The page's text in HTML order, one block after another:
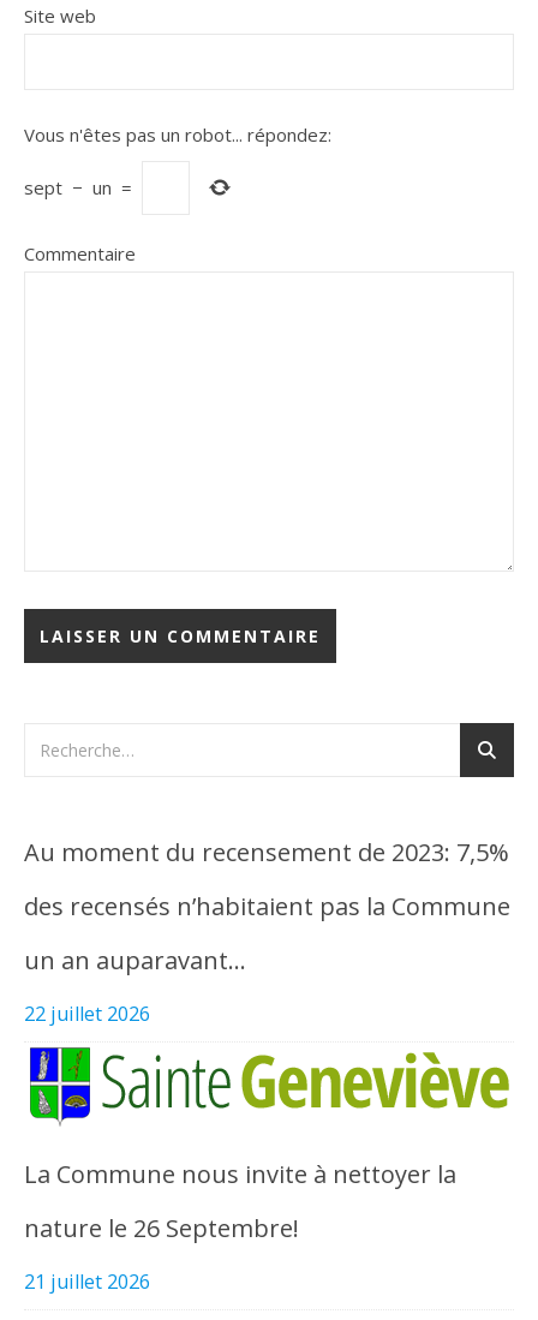
Site web
Vous n'êtes pas un robot... répondez:
sept − un =
Commentaire
Au moment du recensement de 2023: 7,5%
des recensés n’habitaient pas la Commune
un an auparavant…
22 juillet 2026
La Commune nous invite à nettoyer la
nature le 26 Septembre!
21 juillet 2026